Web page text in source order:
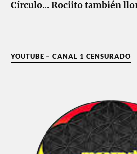
Círculo... Rociito también
YOUTUBE – CANAL 1 CENSURADO